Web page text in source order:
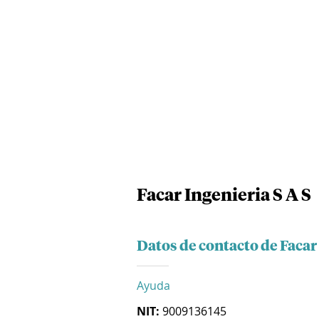
Facar Ingenieria S A S
Datos de contacto de
Ayuda
NIT: 9009136145